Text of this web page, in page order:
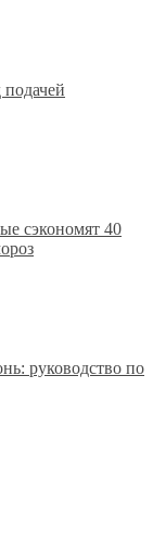
сэкономят 40
руководство по